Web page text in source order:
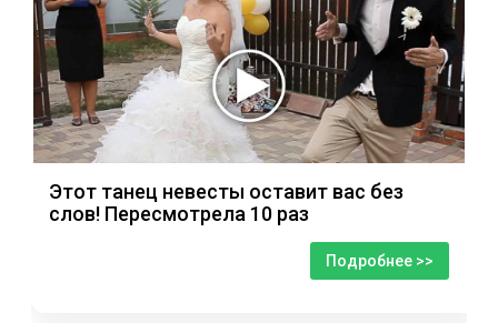
Этот танец невесты оставит вас без
слов! Пересмотрела 10 раз
Подробнее >>